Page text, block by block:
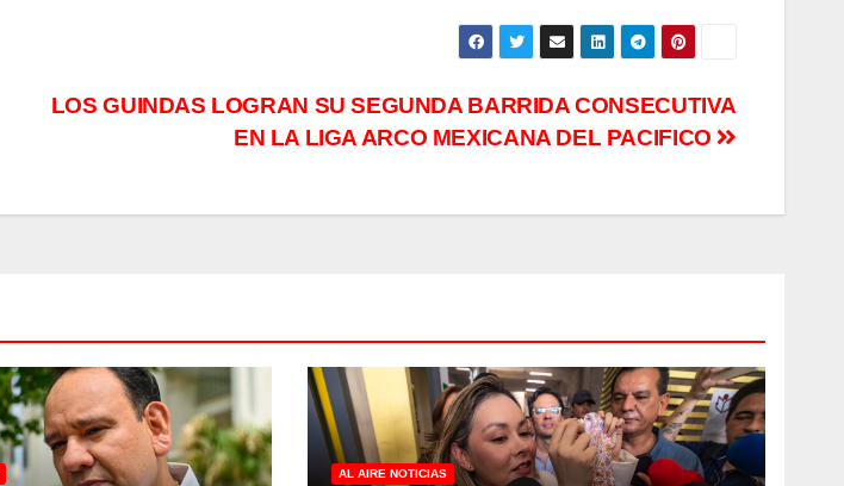
LOS GUINDAS LOGRAN SU SEGUNDA BARRIDA CONSECUTIVA
EN LA LIGA ARCO MEXICANA DEL PACIFICO
AL AIRE NOTICIAS